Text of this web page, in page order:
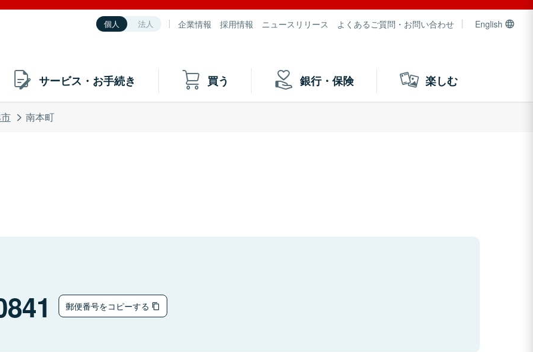
個人 法人 企業情報 採用情報 ニュースリリース よくあるご質問・お問い合わせ English
サービス・お手続き 買う 銀行・保険 楽しむ
南本町
郵便番号をコピーする